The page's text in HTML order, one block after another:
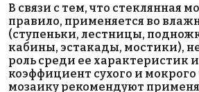
В связи с тем, что стеклянная
правило, применяется во
(ступеньки, лестницы,
кабины, эстакады, мостики),
роль среди ее характеристик
коэффициент сухого и
мозаику рекомендуют